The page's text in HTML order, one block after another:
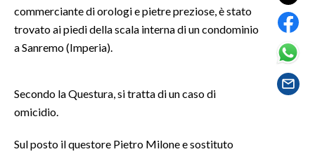
SPETTACOLI
GOSSIP
SARDEGNA TURISMO
SARDI NEL MONDO
commerciante di orologi e pietre preziose, è stato
trovato ai piedi della scala interna di un condominio
a Sanremo (Imperia).
Secondo la Questura, si tratta di un caso di
omicidio.
Sul posto il questore Pietro Milone e sostituto